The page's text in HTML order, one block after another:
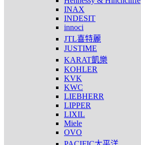
INAX
INDESIT
innoci
JTL喜特麗
JUSTIME
KARAT凱樂
KOHLER
KVK
KWC
LIEBHERR
LIPPER
LIXIL
Miele
OVO